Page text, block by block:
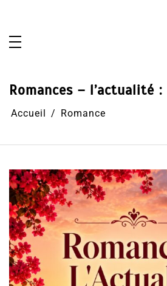
Romances – l’actualité
Accueil Romance